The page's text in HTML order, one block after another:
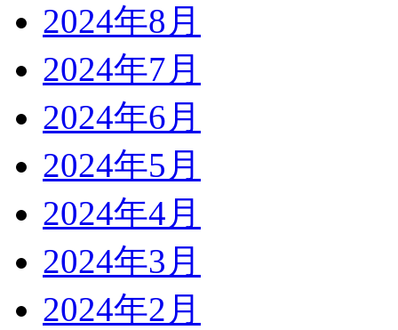
2024年8月
2024年7月
2024年6月
2024年5月
2024年4月
2024年3月
2024年2月